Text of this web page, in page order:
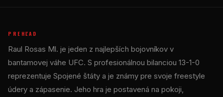
PREHĽAD
Raul Rosas Ml. je jeden z najlepších bojovníkov v
bantamovej váhe UFC. S profesionálnou bilanciou 13-1-0
reprezentuje Spojené štáty a je známy pre svoje freestyle
údery a zápasenie. Jeho hra je postavená na pokoji,